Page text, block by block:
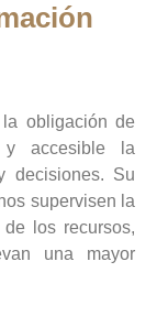
la obligación de
y accesible la
decisiones. Su
supervisen la
los recursos,
una mayor